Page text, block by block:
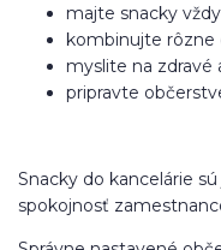
majte snacky
kombinujte rôzne
myslite na zdravé
pripravte
Snacky do kancelárie
spokojnosť